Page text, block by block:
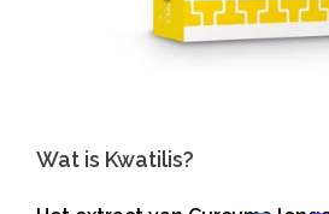
Wat is Kwatilis?